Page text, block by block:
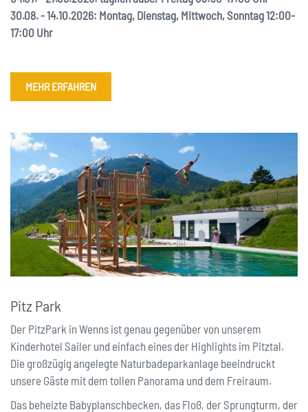
30.08. - 14.10.2026: Montag, Dienstag, Mittwoch, Sonntag 12:00-
17:00 Uhr
MEHR ERFAHREN
Pitz Park
Der PitzPark in Wenns ist genau gegenüber von unserem
Kinderhotel Sailer und einfach eines der Highlights im Pitztal.
Die großzügig angelegte Naturbadeparkanlage beeindruckt
unsere Gäste mit dem tollen Panorama und dem Freiraum.
Das beheizte Babyplanschbecken, das Floß, der Sprungturm, der